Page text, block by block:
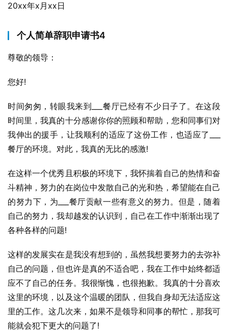
20xx年x月xx日
个人简单辞职申请书4
尊敬的领导：
您好!
时间匆匆，转眼我来到___餐厅已经有不少日子了。在这段
时间里，我真的十分感谢你你的照顾和帮助，您和同事们对
我伸出的援手，让我顺利的适应了这份工作，也适应了___
餐厅的环境。对此，我真的无比的感激!
在这样一个优秀且积极的环境下，我怀揣着自己的热情和奋
斗精神，努力的在岗位中发散自己的光和热，希望能在自己
的努力下，为___餐厅贡献一些有意义的努力。但是，随着
自己的努力，我却越发的认识到，自己在工作中渐渐出现了
各种各样的问题!
这样的发展实在是我没有想到的，虽然我想要努力的去弥补
自己的问题，但也许是真的不适合吧，我在工作中始终都适
应不了自己的任务。我很惭愧，也很抱歉。我真的十分喜欢
这里的环境，以及这个温暖的团队，但我自身却无法适应这
里的工作。这几次来，如果不是领导和同事的帮忙，那我可
能就会犯下更大的问题了!